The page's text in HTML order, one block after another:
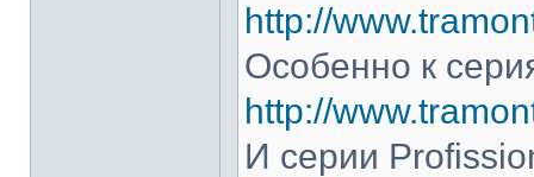
http://
Особенно к
http://
И серии